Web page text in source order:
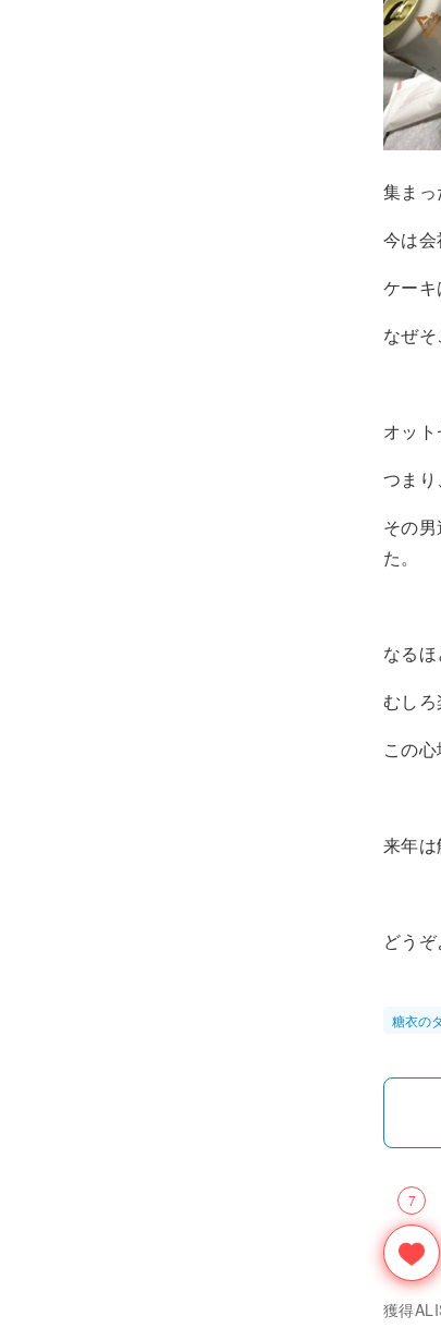
集まっ
今は
ケーキ
なぜそ
オット
つまり
その
た。
なるほ
むし
この
来年は
どう
糖衣の
7
獲得